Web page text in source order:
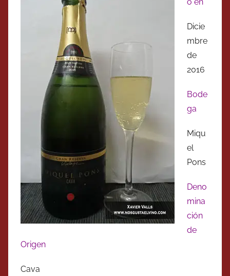
Dicie
mbre
de
2016
Bode
ga
Miqu
el
Pons
Deno
mina
ción
de
Origen
Cava